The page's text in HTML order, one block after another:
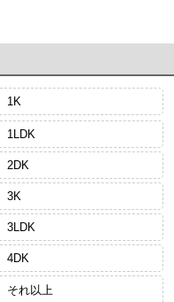
1K
1LDK
2DK
3K
3LDK
4DK
それ以上